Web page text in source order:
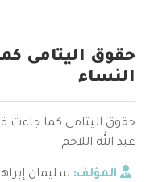
حقوق اليتامى
النساء
حقوق اليتامى كما جاءت
عبد الله اللاحم
المؤلف: سليمان